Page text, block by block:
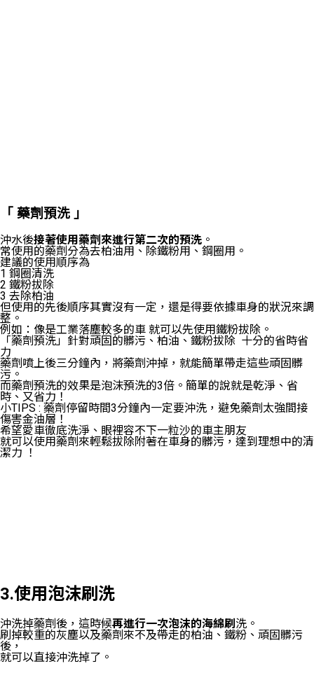
「 藥劑預洗 」
沖水後接著使用藥劑來進行第二次的預洗 。
常使用的藥劑分為去柏油用、除鐵粉用、鋼圈用。
建議的使用順序為
1 鋼圈清洗
2 鐵粉拔除
3 去除柏油
但使用的先後順序其實沒有一定，還是得要依據車身的狀況來調
整。
例如：像是工業落塵較多的車 就可以先使用鐵粉拔除。
「藥劑預洗」針對頑固的髒污、柏油、鐵粉拔除 十分的省時省
力
藥劑噴上後三分鐘內，將藥劑沖掉，就能簡單帶走這些頑固髒
污。
而藥劑預洗的效果是泡沫預洗的3倍。簡單的說就是乾淨、省
時、又省力！
小TIPS : 藥劑停留時間3分鐘內一定要沖洗，避免藥劑太強間接
傷害金油層！
希望愛車徹底洗淨、眼裡容不下一粒沙的車主朋友
就可以使用藥劑來輕鬆拔除附著在車身的髒污，達到理想中的清
潔力 ！
3.使用泡沫刷洗
沖洗掉藥劑後，這時候再進行一次泡沫的海綿刷洗。
刷掉較重的灰塵以及藥劑來不及帶走的柏油、鐵粉、頑固髒污
後，
就可以直接沖洗掉了。